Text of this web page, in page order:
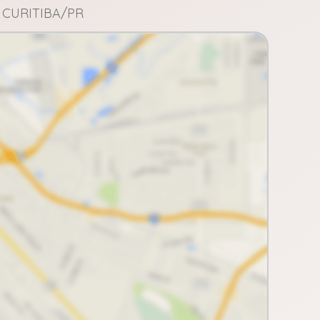
CURITIBA/PR